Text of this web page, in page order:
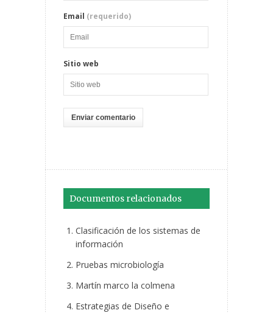
Email (requerido)
Sitio web
Documentos relacionados
Clasificación de los sistemas de
información
Pruebas microbiología
Martín marco la colmena
Estrategias de Diseño e